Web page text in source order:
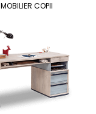
MOBILIER COPII